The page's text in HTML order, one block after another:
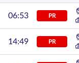
06:53 PR
14:49 PR